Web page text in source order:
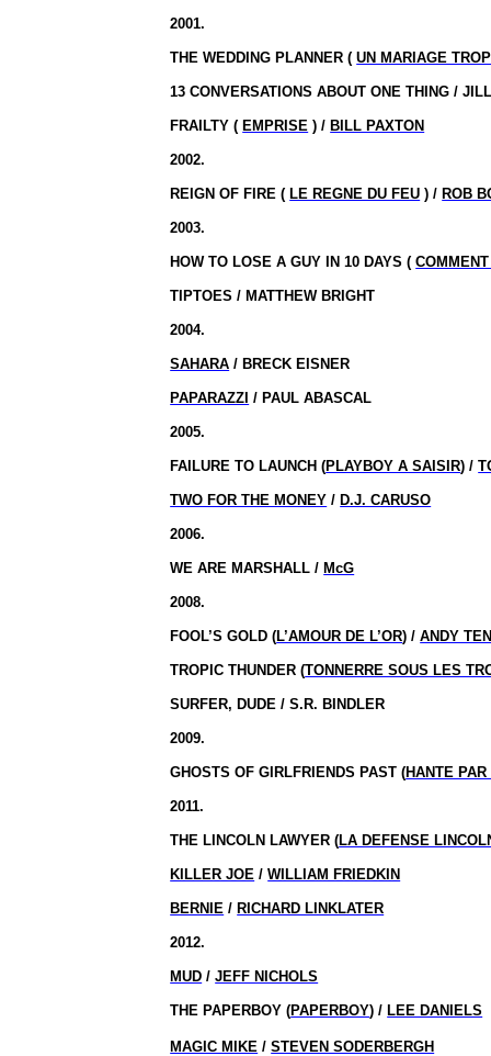
2001.
THE WEDDING PLANNER (UN MARIAGE
13 CONVERSATIONS ABOUT ONE THING /
FRAILTY ( EMPRISE ) / BILL PAXTON
2002.
REIGN OF FIRE ( LE REGNE DU FEU ) / ROB
2003.
HOW TO LOSE A GUY IN 10 DAYS (
TIPTOES / MATTHEW BRIGHT
2004.
SAHARA / BRECK EISNER
PAPARAZZI / PAUL ABASCAL
2005.
FAILURE TO LAUNCH (PLAYBOY A SAISIR) /
TWO FOR THE MONEY / D.J. CARUSO
2006.
WE ARE MARSHALL / McG
2008.
FOOL’S GOLD (L’AMOUR DE L’OR) /ANDY
TROPIC THUNDER (TONNERRE SOUS LES
SURFER, DUDE / S.R. BINDLER
2009.
GHOSTS OF GIRLFRIENDS PAST (HANTE
2011.
THE LINCOLN LAWYER (LA DEFENSE
KILLER JOE /WILLIAM FRIEDKIN
BERNIE / RICHARD LINKLATER
2012.
MUD /JEFF NICHOLS
THE PAPERBOY (PAPERBOY) / LEE DANIELS
MAGIC MIKE /STEVEN SODERBERGH